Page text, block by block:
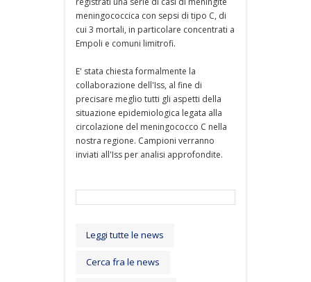
meningococcica con sepsi di tipo C, di
cui 3 mortali, in particolare concentrati a
Empoli e comuni limitrofi.
E' stata chiesta formalmente la
collaborazione dell'Iss, al fine di
precisare meglio tutti gli aspetti della
situazione epidemiologica legata alla
circolazione del meningococco C nella
nostra regione. Campioni verranno
inviati all'Iss per analisi approfondite.
Leggi tutte le news
Cerca fra le news